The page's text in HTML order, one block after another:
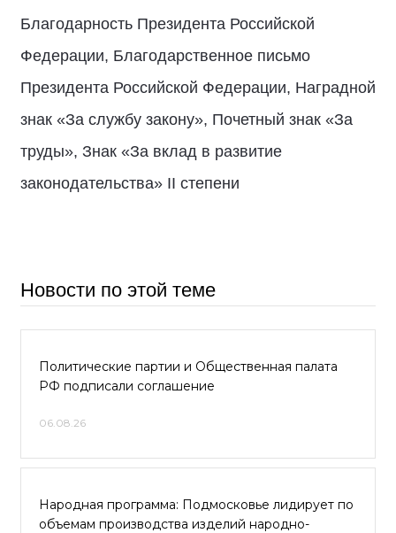
Благодарность Президента Российской
Федерации, Благодарственное письмо
Президента Российской Федерации, Наградной
знак «За службу закону», Почетный знак «За
труды», Знак «За вклад в развитие
законодательства» II степени
Новости по этой теме
Политические партии и Общественная палата
РФ подписали соглашение
06.08.26
Народная программа: Подмосковье лидирует по
объемам производства изделий народно-